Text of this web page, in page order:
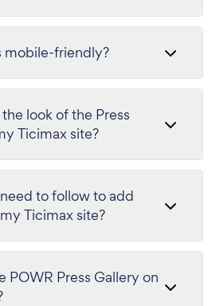
mobile-friendly?
look of the Press
Ticimax site?
to follow to add
Ticimax site?
POWR Press Gallery on